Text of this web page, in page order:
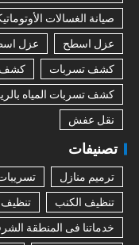
صيانة الغسالات
عزل اسطح
عزل
كشف تسربات
كشف
كشف تسربات المياه
نقل عفش
تصنيفات
ترميم منازل
تنظيف الكنب
تنظيف
خدماتنا فى المنطقة